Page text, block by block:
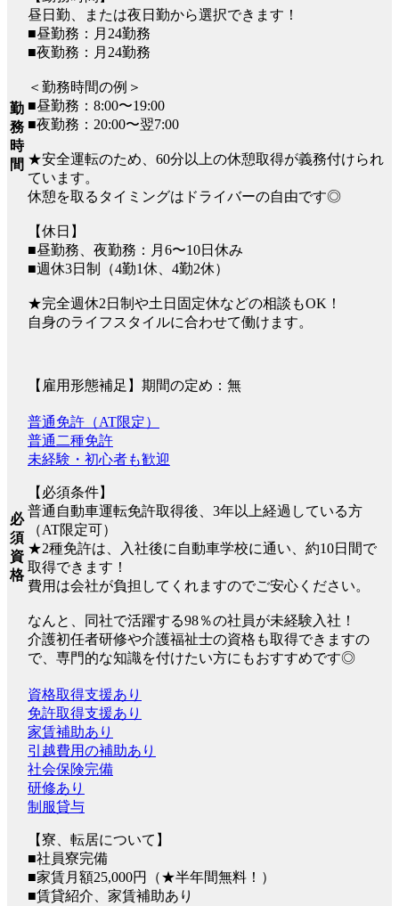
勤
務
時
間
昼日勤、または夜日勤から選択できます！
■昼勤務：月24勤務
■夜勤務：月24勤務
＜勤務時間の例＞
■昼勤務：8:00〜19:00
■夜勤務：20:00〜翌7:00
★安全運転のため、60分以上の休憩取得が義務付けられ
ています。
休憩を取るタイミングはドライバーの自由です◎
【休日】
■昼勤務、夜勤務：月6〜10日休み
■週休3日制（4勤1休、4勤2休）
★完全週休2日制や土日固定休などの相談もOK！
自身のライフスタイルに合わせて働けます。
【雇用形態補足】期間の定め：無
必
須
資
格
普通免許（AT限定）
普通二種免許
未経験・初心者も歓迎
【必須条件】
普通自動車運転免許取得後、3年以上経過している方
（AT限定可）
★2種免許は、入社後に自動車学校に通い、約10日間で
取得できます！
費用は会社が負担してくれますのでご安心ください。
なんと、同社で活躍する98％の社員が未経験入社！
介護初任者研修や介護福祉士の資格も取得できますの
で、専門的な知識を付けたい方にもおすすめです◎
資格取得支援あり
免許取得支援あり
家賃補助あり
引越費用の補助あり
社会保険完備
研修あり
制服貸与
【寮、転居について】
■社員寮完備
■家賃月額25,000円（★半年間無料！）
■賃貸紹介、家賃補助あり